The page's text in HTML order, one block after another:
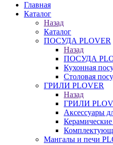
Главная
Каталог
Назад
Каталог
ПОСУДА PLOVER
Назад
ПОСУДА
Кухонная
Столовая
ГРИЛИ PLOVER
Назад
ГРИЛИ
Аксессуары
Мангалы и печи